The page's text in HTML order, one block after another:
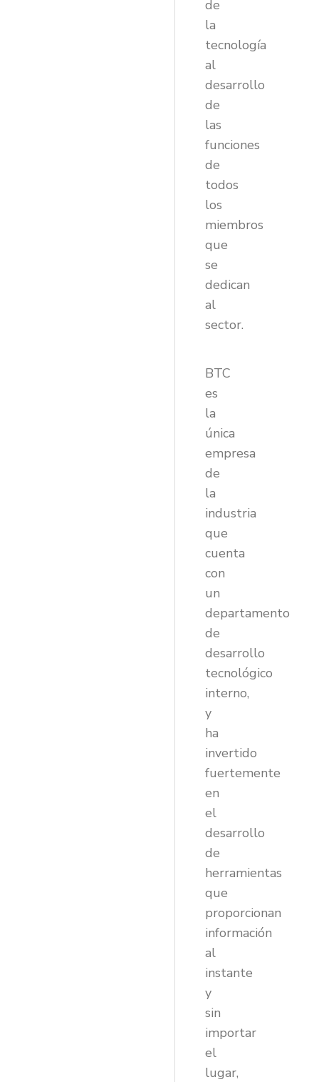
de
la
tecnología
al
desarrollo
de
las
funciones
de
todos
los
miembros
que
se
dedican
al
sector.
BTC
es
la
única
empresa
de
la
industria
que
cuenta
con
un
departamento
de
desarrollo
tecnológico
interno,
y
ha
invertido
fuertemente
en
el
desarrollo
de
herramientas
que
proporcionan
información
al
instante
y
sin
importar
el
lugar,